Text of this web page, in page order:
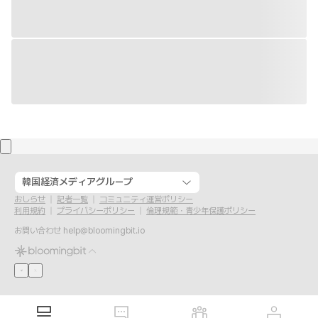
韓国経済メディアグループ
おしらせ 記者一覧
コミュニティ運営ポリシー
利用規約
プライバシーポリシー
倫理規範・青少年保護ポリシー
お問い合わせ help@bloomingbit.io